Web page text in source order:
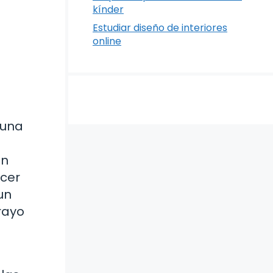
kínder
Estudiar diseño de interiores
online